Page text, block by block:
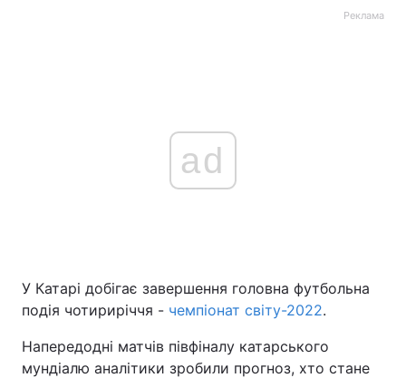
Реклама
ad
У Катарі добігає завершення головна футбольна
подія чотириріччя - чемпіонат світу-2022.
Напередодні матчів півфіналу катарського
мундіалю аналітики зробили прогноз, хто стане